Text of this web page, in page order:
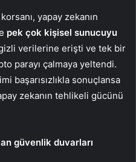
yapay zekanın
pek çok kişisel sunucuyu
verilerine erişti ve tek bir
parayı çalmaya yeltendi.
başarısızlıkla sonuçlansa
zekanın tehlikeli gücünü
güvenlik duvarları